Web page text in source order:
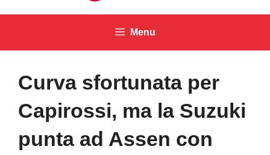
contenuto
Menu
Curva sfortunata per
Capirossi, ma la Suzuki
punta ad Assen con